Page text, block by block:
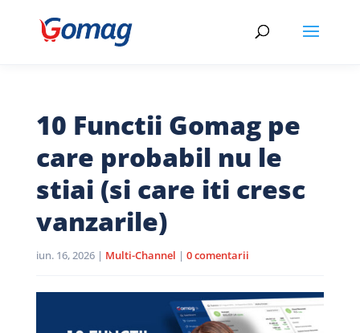
10 Functii Gomag pe
care probabil nu le
stiai (si care iti cresc
vanzarile)
iun. 16, 2026| Multi-Channel | 0 comentarii